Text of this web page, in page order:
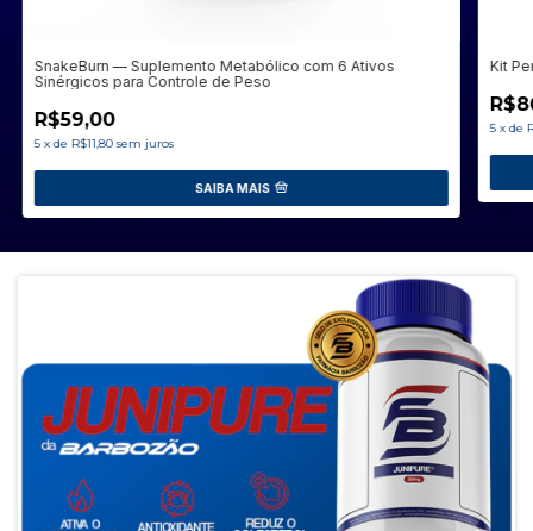
SnakeBurn — Suplemento Metabólico com 6 Ativos
Sinérgicos para Controle de Peso
R$59,00
5 xde R$11,80 sem juros
SAIBA MAIS
Kit
5 xde